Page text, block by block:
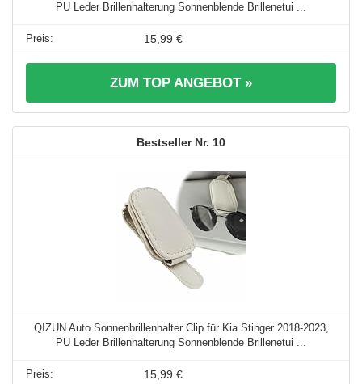
PU Leder Brillenhalterung Sonnenblende Brillenetui ...
15,99 €
ZUM TOP ANGEBOT »
10
QIZUN Auto Sonnenbrillenhalter Clip für Kia Stinger 2018-2023,
PU Leder Brillenhalterung Sonnenblende Brillenetui ...
15,99 €